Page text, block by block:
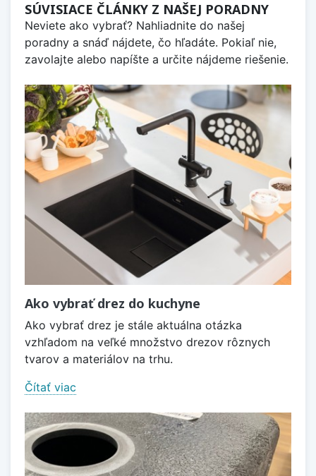
SÚVISIACE ČLÁNKY Z NAŠEJ PORADNY
Neviete ako vybrať? Nahliadnite do našej
poradny a snáď nájdete, čo hľadáte. Pokiaľ nie,
zavolajte alebo napíšte a určite nájdeme riešenie.
Ako vybrať drez do kuchyne
Ako vybrať drez je stále aktuálna otázka
vzhľadom na veľké množstvo drezov rôznych
tvarov a materiálov na trhu.
Čítať viac